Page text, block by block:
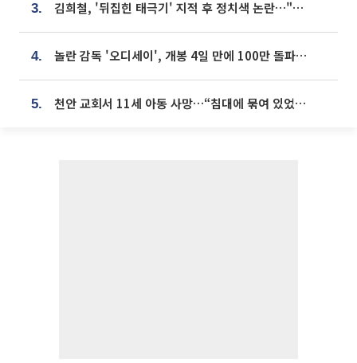
3. 김희철, '뒤집힌 태극기' 지적 후 정치색 논란…"좌우 떠나 우리나라 국기"
4. 놀란 감독 '오디세이', 개봉 4일 만에 100만 돌파⋯'왕사남' 보다 빠르다
5. 천안 교회서 11세 아동 사망…“침대에 묶여 있었다” 진술 확보